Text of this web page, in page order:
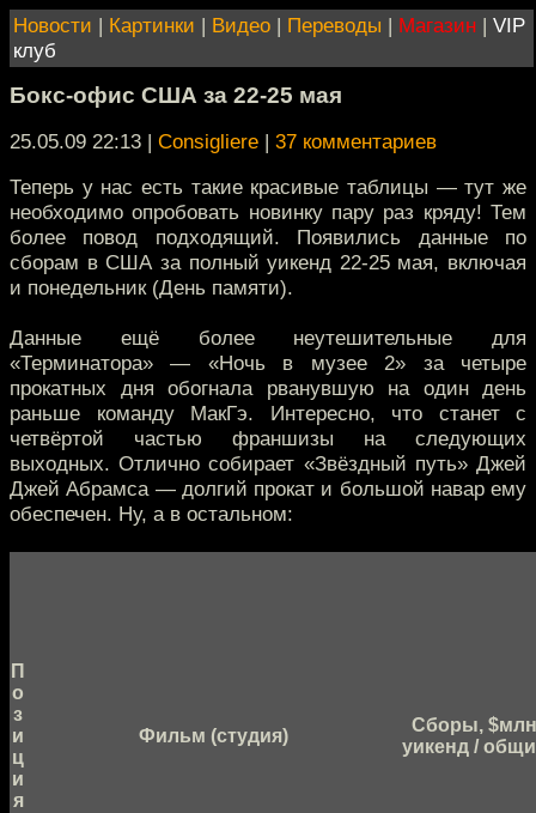
Новости | Картинки | Видео | Переводы | Магазин | VIP
клуб
Бокс-офис США за 22-25 мая
25.05.09 22:13 | Consigliere | 37 комментариев
Теперь у нас есть такие красивые таблицы — тут же
необходимо опробовать новинку пару раз кряду! Тем
более повод подходящий. Появились данные по
сборам в США за полный уикенд 22-25 мая, включая
и понедельник (День памяти).
Данные ещё более неутешительные для
«Терминатора» — «Ночь в музее 2» за четыре
прокатных дня обогнала рванувшую на один день
раньше команду МакГэ. Интересно, что станет с
четвёртой частью франшизы на следующих
выходных. Отлично собирает «Звёздный путь» Джей
Джей Абрамса — долгий прокат и большой навар ему
обеспечен. Ну, а в остальном:
П
о
з
и
ц
и
я
Фильм (студия)
Сборы, $млн
уикенд /